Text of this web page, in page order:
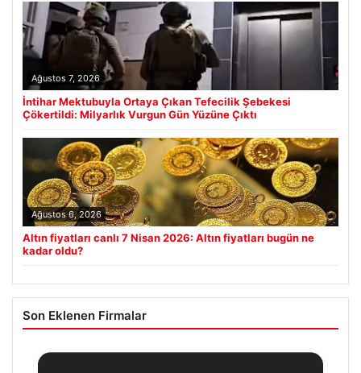
Ağustos 7, 2026
İntihar Mektubuyla Ortaya Çıkan Tefecilik Şebekesi
Çökertildi: Milyarlık Vurgun Gün Yüzüne Çıktı
Ağustos 6, 2026
Altın fiyatları canlı 7 Nisan 2026: Altın fiyatları bugün ne
kadar oldu?
Son Eklenen Firmalar